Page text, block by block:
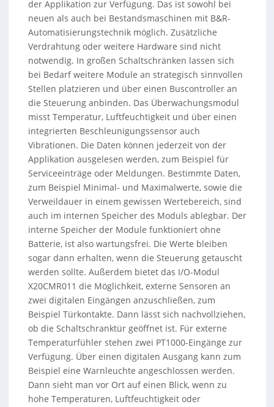
der Applikation zur Verfügung. Das ist sowohl bei
neuen als auch bei Bestandsmaschinen mit B&R-
Automatisierungstechnik möglich. Zusätzliche
Verdrahtung oder weitere Hardware sind nicht
notwendig. In großen Schaltschränken lassen sich
bei Bedarf weitere Module an strategisch sinnvollen
Stellen platzieren und über einen Buscontroller an
die Steuerung anbinden. Das Überwachungsmodul
misst Temperatur, Luftfeuchtigkeit und über einen
integrierten Beschleunigungssensor auch
Vibrationen. Die Daten können jederzeit von der
Applikation ausgelesen werden, zum Beispiel für
Serviceeinträge oder Meldungen. Bestimmte Daten,
zum Beispiel Minimal- und Maximalwerte, sowie die
Verweildauer in einem gewissen Wertebereich, sind
auch im internen Speicher des Moduls ablegbar. Der
interne Speicher der Module funktioniert ohne
Batterie, ist also wartungsfrei. Die Werte bleiben
sogar dann erhalten, wenn die Steuerung getauscht
werden sollte. Außerdem bietet das I/O-Modul
X20CMR011 die Möglichkeit, externe Sensoren an
zwei digitalen Eingängen anzuschließen, zum
Beispiel Türkontakte. Dann lässt sich nachvollziehen,
ob die Schaltschranktür geöffnet ist. Für externe
Temperaturfühler stehen zwei PT1000-Eingänge zur
Verfügung. Über einen digitalen Ausgang kann zum
Beispiel eine Warnleuchte angeschlossen werden.
Dann sieht man vor Ort auf einen Blick, wenn zu
hohe Temperaturen, Luftfeuchtigkeit oder